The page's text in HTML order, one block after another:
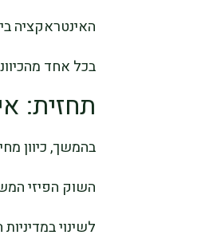
האינטראקציה
בכל אחד
תחזית:
בהמשך, כיוון
השוק הפיזי
לשינוי